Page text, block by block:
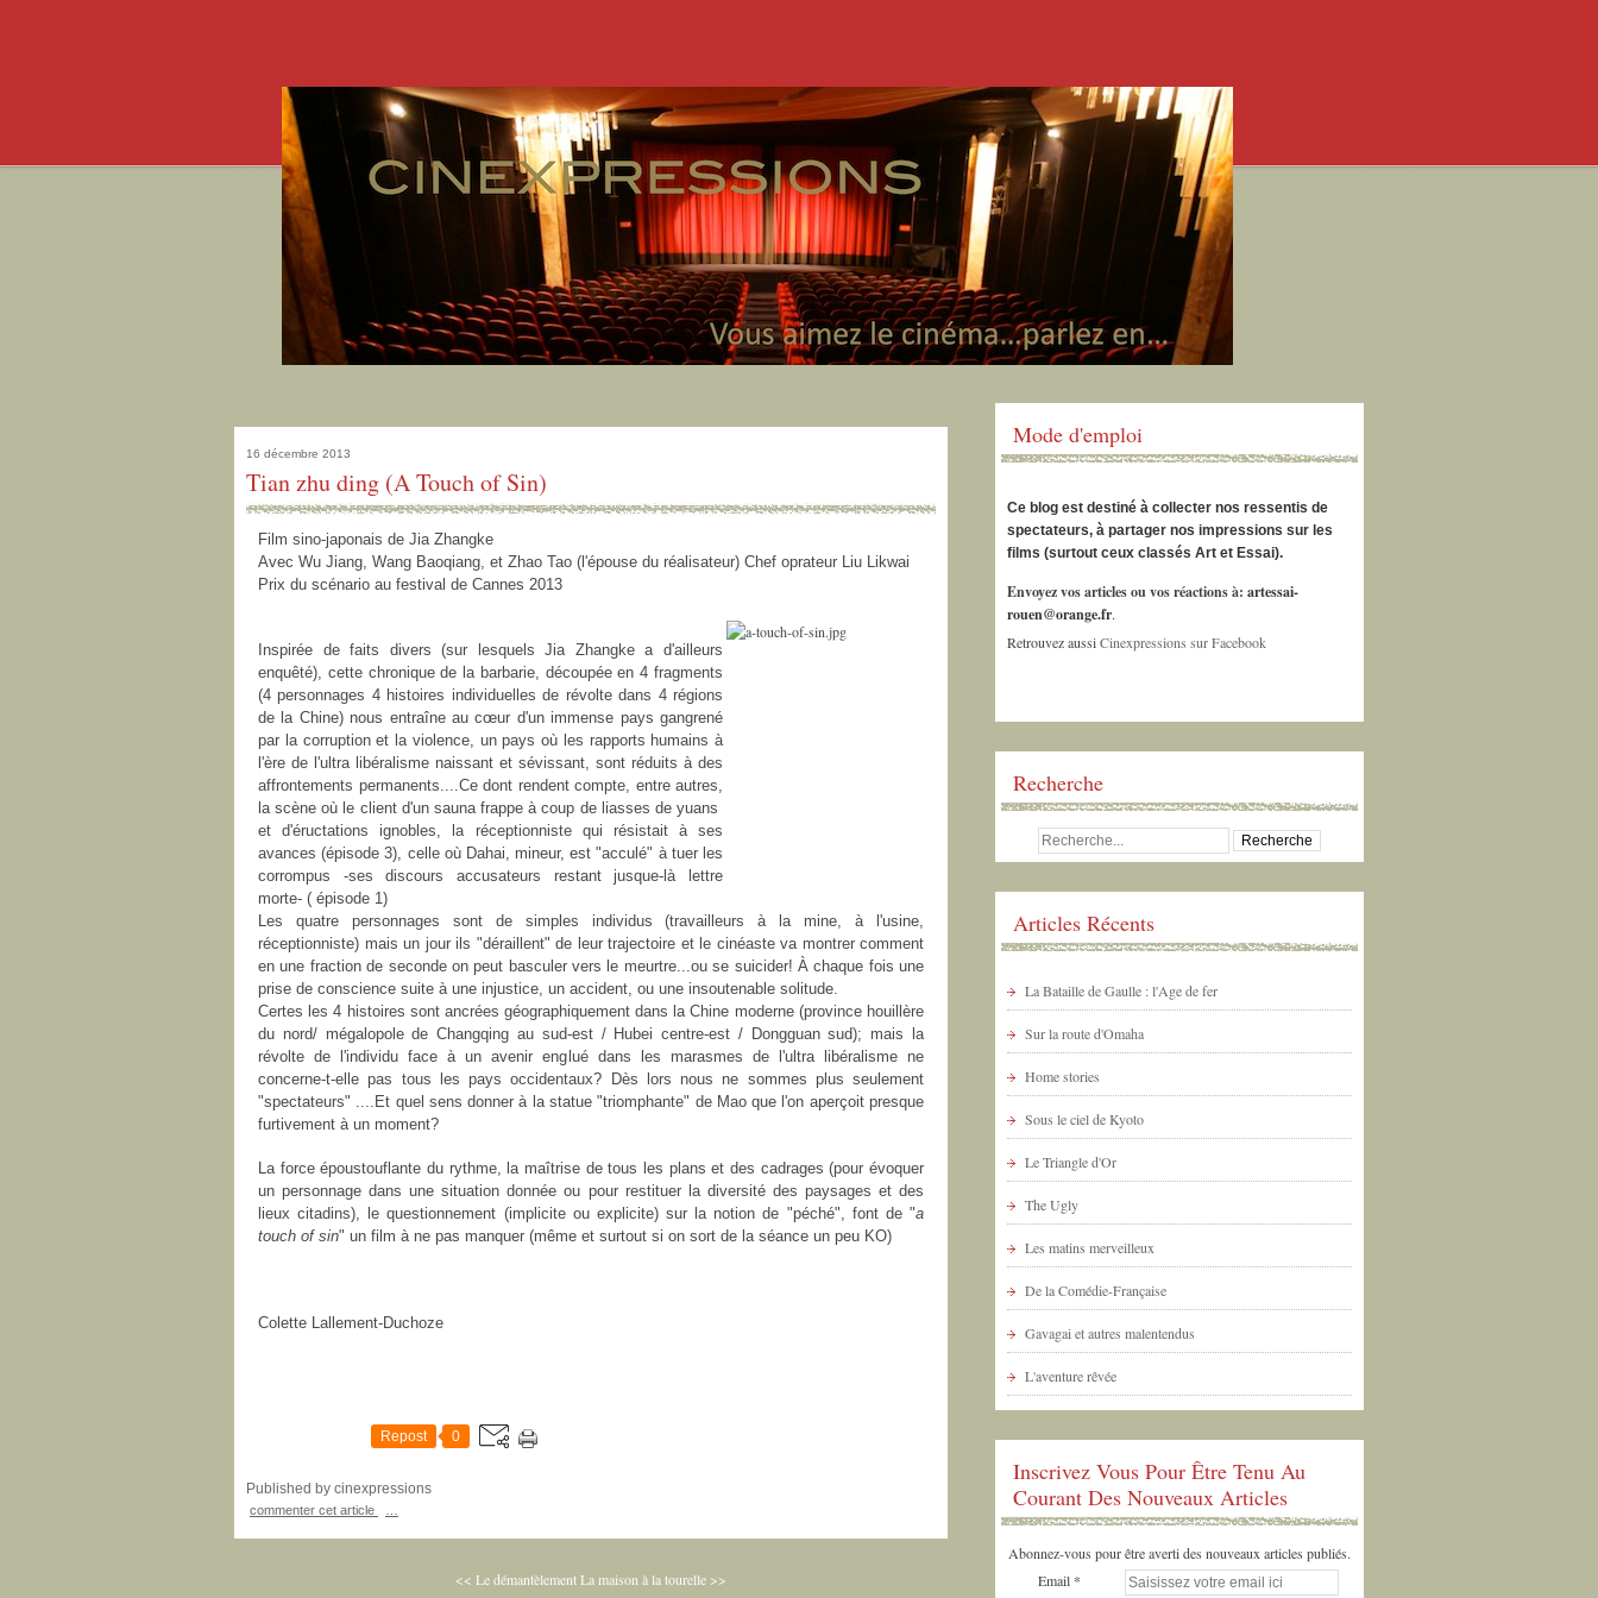
16 décembre 2013
Tian zhu ding (A Touch of Sin)
Film sino-japonais de Jia Zhangke
Avec Wu Jiang, Wang Baoqiang, et Zhao Tao (l'épouse du réalisateur) Chef oprateur Liu Likwai
Prix du scénario au festival de Cannes 2013
Inspirée de faits divers (sur lesquels Jia Zhangke a d'ailleurs
enquêté), cette chronique de la barbarie, découpée en 4 fragments
(4 personnages 4 histoires individuelles de révolte dans 4 régions
de la Chine) nous entraîne au cœur d'un immense pays gangrené
par la corruption et la violence, un pays où les rapports humains à
l'ère de l'ultra libéralisme naissant et sévissant, sont réduits à des
affrontements permanents....Ce dont rendent compte, entre autres,
la scène où le client d'un sauna frappe à coup de liasses de yuans
et d'éructations ignobles, la réceptionniste qui résistait à ses
avances (épisode 3), celle où Dahai, mineur, est "acculé" à tuer les
corrompus -ses discours accusateurs restant jusque-là lettre
morte- ( épisode 1)
Les quatre personnages sont de simples individus (travailleurs à la mine, à l'usine,
réceptionniste) mais un jour ils "déraillent" de leur trajectoire et le cinéaste va montrer comment
en une fraction de seconde on peut basculer vers le meurtre...ou se suicider! À chaque fois une
prise de conscience suite à une injustice, un accident, ou une insoutenable solitude.
Certes les 4 histoires sont ancrées géographiquement dans la Chine moderne (province houillère
du nord/ mégalopole de Changqing au sud-est / Hubei centre-est / Dongguan sud); mais la
révolte de l'individu face à un avenir englué dans les marasmes de l'ultra libéralisme ne
concerne-t-elle pas tous les pays occidentaux? Dès lors nous ne sommes plus seulement
"spectateurs" ....Et quel sens donner à la statue "triomphante" de Mao que l'on aperçoit presque
furtivement à un moment?
La force époustouflante du rythme, la maîtrise de tous les plans et des cadrages (pour évoquer
un personnage dans une situation donnée ou pour restituer la diversité des paysages et des
lieux citadins), le questionnement (implicite ou explicite) sur la notion de "péché", font de "a
touch of sin" un film à ne pas manquer (même et surtout si on sort de la séance un peu KO)
Colette Lallement-Duchoze
Repost 0
Published by cinexpressions
commenter cet article
<< Le démantèlementLa maison à la tourelle >>
Mode d'emploi
Ce blog est destiné à collecter nos ressentis de
spectateurs, à partager nos impressions sur les
films (surtout ceux classés Art et Essai).
Envoyez vos articles ou vos réactions à: artessai-
rouen@orange.fr.
Retrouvez aussiCinexpressions sur Facebook
Recherche
Articles Récents
La Bataille de Gaulle : l'Age de fer
Sur la route d'Omaha
Home stories
Sous le ciel de Kyoto
Le Triangle d'Or
The Ugly
Les matins merveilleux
De la Comédie-Française
Gavagai et autres malentendus
L'aventure rêvée
Inscrivez Vous Pour Être Tenu Au
Courant Des Nouveaux Articles
Abonnez-vous pour être averti des nouveaux articles publiés.
Email